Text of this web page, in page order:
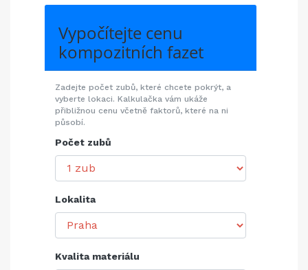
Vypočítejte cenu
kompozitních fazet
Zadejte počet zubů, které chcete pokrýt, a
vyberte lokaci. Kalkulačka vám ukáže
přibližnou cenu včetně faktorů, které na ni
působí.
Počet zubů
Lokalita
Kvalita materiálu